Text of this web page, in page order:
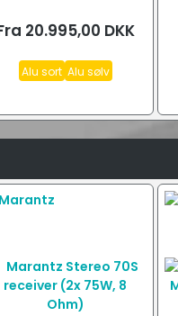
20.995,00 DKK
Alu sort Alu sølv